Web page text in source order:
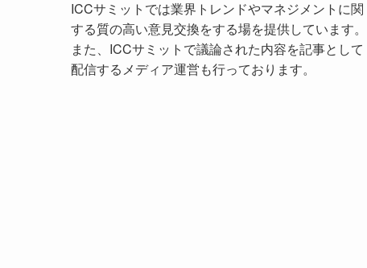
ICCサミットでは業界トレンドやマネジメントに関
する質の高い意見交換をする場を提供しています。
また、ICCサミットで議論された内容を記事として
配信するメディア運営も行っております。